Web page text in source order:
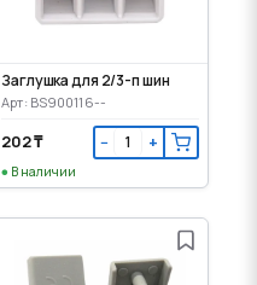
Заглушка для 2/3-п шин
Арт: BS900116--
202 ₸ − +
В наличии